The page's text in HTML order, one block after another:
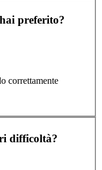
preferito?
correttamente
difficoltà?